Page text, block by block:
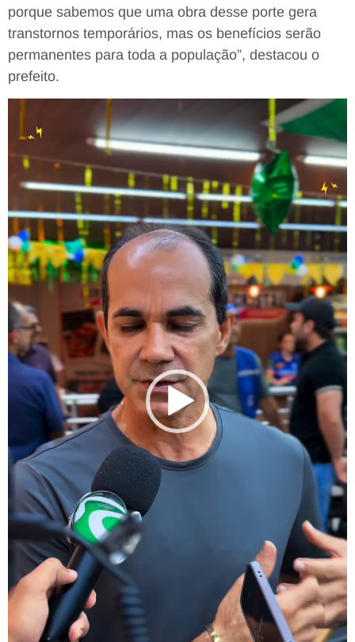
porque sabemos que uma obra desse porte gera
transtornos temporários, mas os benefícios serão
permanentes para toda a população”, destacou o
prefeito.
vídeo